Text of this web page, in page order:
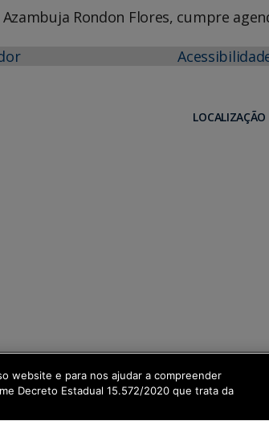
Rondon Flores, cumpre
LOCALIZAÇÃO
Digital
website e para nos ajudar a compreender
Decreto Estadual 15.572/2020 que trata da